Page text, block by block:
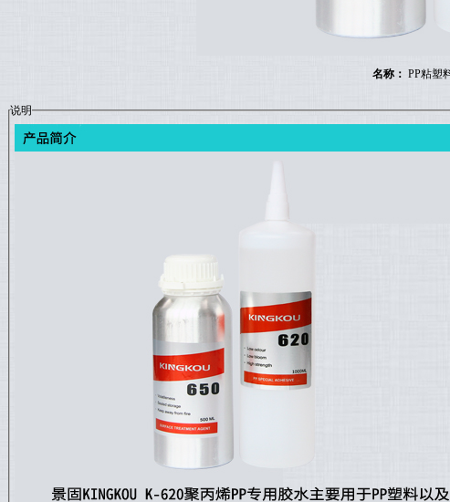
名称： PP粘塑
说明